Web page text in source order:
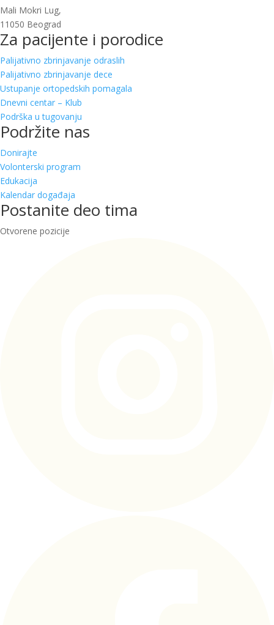
Mali Mokri Lug,
11050 Beograd
Za pacijente i porodice
Palijativno zbrinjavanje odraslih
Palijativno zbrinjavanje dece
Ustupanje ortopedskih pomagala
Dnevni centar – Klub
Podrška u tugovanju
Podržite nas
Donirajte
Volonterski program
Edukacija
Kalendar događaja
Postanite deo tima
Otvorene pozicije